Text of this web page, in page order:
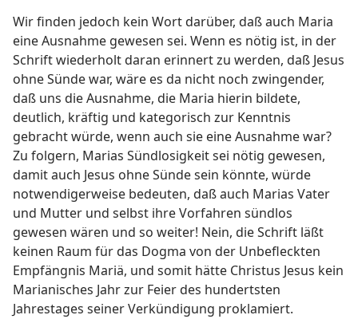
Wir finden jedoch kein Wort darüber, daß auch Maria
eine Ausnahme gewesen sei. Wenn es nötig ist, in der
Schrift wiederholt daran erinnert zu werden, daß Jesus
ohne Sünde war, wäre es da nicht noch zwingender,
daß uns die Ausnahme, die Maria hierin bildete,
deutlich, kräftig und kategorisch zur Kenntnis
gebracht würde, wenn auch sie eine Ausnahme war?
Zu folgern, Marias Sündlosigkeit sei nötig gewesen,
damit auch Jesus ohne Sünde sein könnte, würde
notwendigerweise bedeuten, daß auch Marias Vater
und Mutter und selbst ihre Vorfahren sündlos
gewesen wären und so weiter! Nein, die Schrift läßt
keinen Raum für das Dogma von der Unbefleckten
Empfängnis Mariä, und somit hätte Christus Jesus kein
Marianisches Jahr zur Feier des hundertsten
Jahrestages seiner Verkündigung proklamiert.